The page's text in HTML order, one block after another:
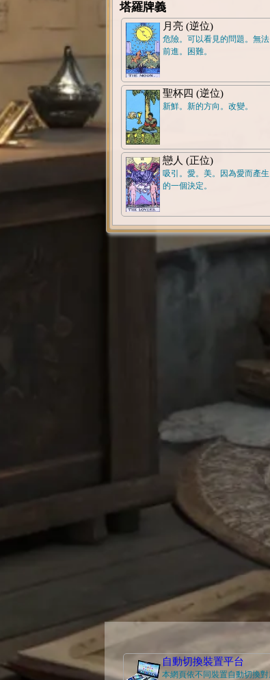
塔羅牌義
月亮 (逆位)
危險。可以看見的問題。無法
前進。困難。
聖杯四 (逆位)
新鮮。新的方向。改變。
戀人 (正位)
吸引。愛。美。因為愛而產生
的一個決定。
自動切換裝置平台
本網頁依不同裝置自動切換